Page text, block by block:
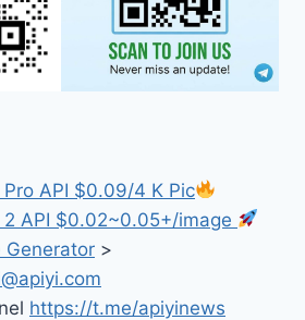
API $0.09/4 K Pic
2 API $0.02~0.05+/image
Generator >
https://t.me/apiyinews